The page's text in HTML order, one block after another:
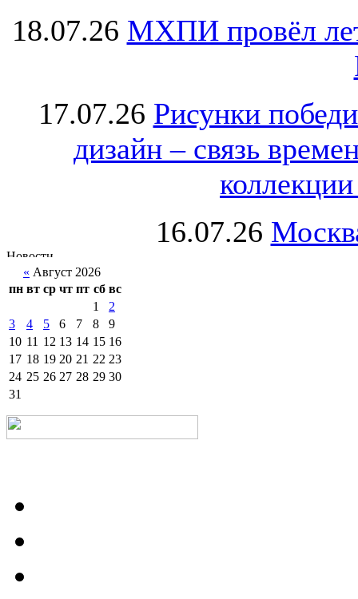
18.07.26 МХПИ провёл
17.07.26 Рисунки
дизайн – связь
16.07.26
« Август 2026
пн вт ср чт пт сб вс
1
2
3
4 5 6 7 8
9
10 11 12 13 14 15 16
17 18 19 20 21 22 23
24 25 26 27 28 29 30
31